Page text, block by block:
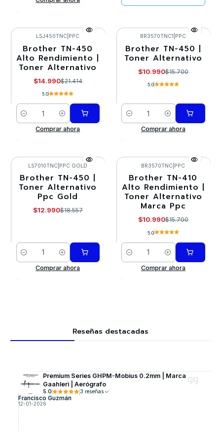
-30%
LSJ450TNC PPC
Brother TN-450
Alto Rendimiento |
Toner Alternativo
$14.990$21.414
5.0
Cantidad
Comprar ahora
-30%
BR3570TNC1 PPC
Brother TN-450 |
Toner Alternativo
$10.990$15.700
5.0
Cantidad
Comprar ahora
-30%
LS7010TNC PPC GOLD
Brother TN-450 |
Toner Alternativo
Ppc Gold
$12.990$18.557
Cantidad
Comprar ahora
-30%
BR3570TNC PPC
Brother TN-410
Alto Rendimiento |
Toner Alternativo
Marca Ppc
$10.990$15.700
5.0
Cantidad
Comprar ahora
Reseñas destacadas
Premium Series GHPM-Mobius 0.2mm | Marca
Gaahleri | Aerógrafo
5.0 3 reseñas
Francisco Guzmán
12-01-2026